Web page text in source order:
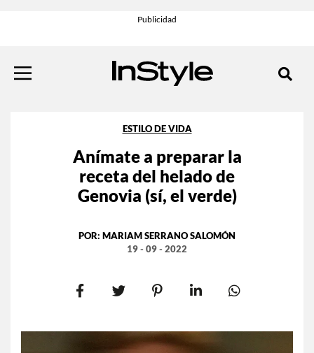
ESTILO DE VIDA
Anímate a preparar la
receta del helado de
Genovia (sí, el verde)
POR: MARIAM SERRANO SALOMÓN
19 - 09 - 2022